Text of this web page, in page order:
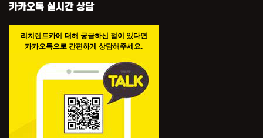
카카오톡 실시간 상담
리치렌트카에 대해 궁금하신 점이 있다면
카카오톡으로 간편하게 상담해주세요.